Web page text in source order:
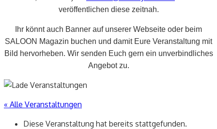
veröffentlichen diese zeitnah.
Ihr könnt auch Banner auf unserer Webseite oder beim
SALOON Magazin buchen und damit Eure Veranstaltung mit
Bild hervorheben. Wir senden Euch gern ein unverbindliches
Angebot zu.
« Alle Veranstaltungen
Diese Veranstaltung hat bereits stattgefunden.